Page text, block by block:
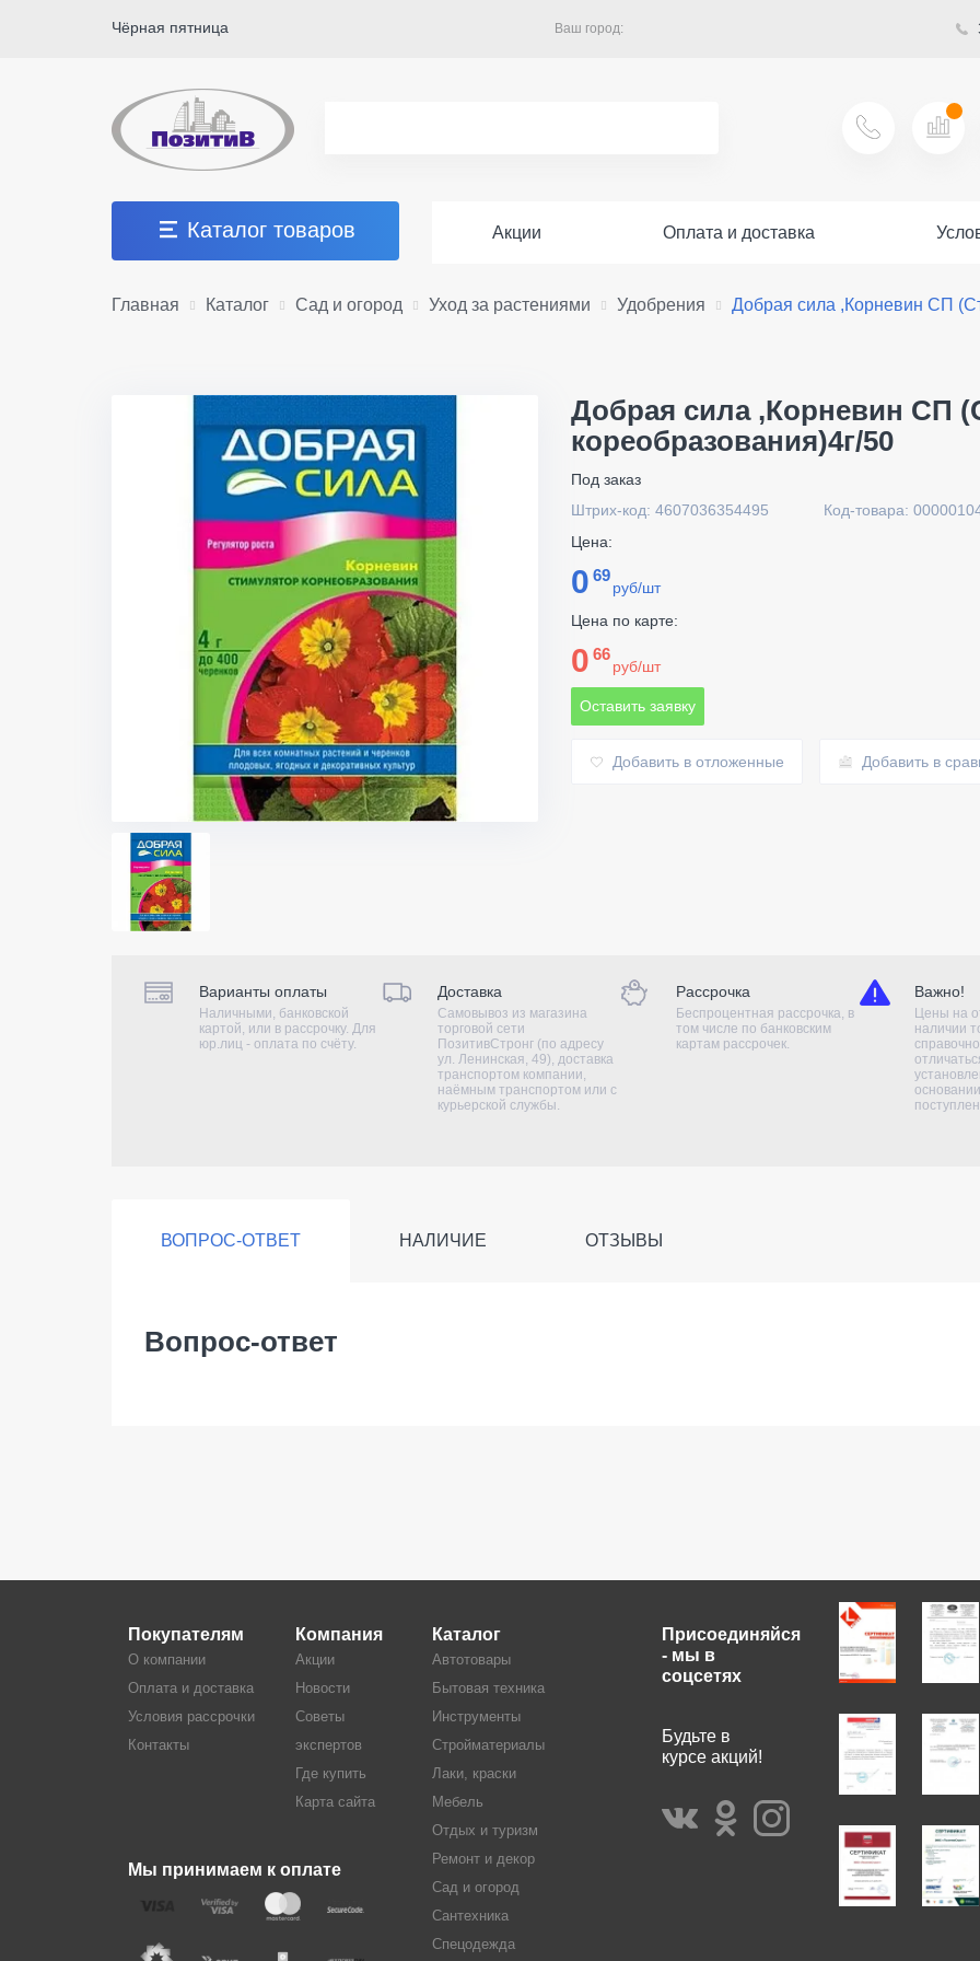
Чёрная пятница Ваш город:
Каталог товаров Акции Оплата и доставка
Главная Каталог Сад и огород Уход за растениями Удобрения Добрая сила ,Корневин СП
Добрая сила ,Корневин СП
кореобразования)4г/50
Под заказ
Штрих-код: 4607036354495
Код-товара:
Цена:
0 69
руб/шт
Цена по карте:
0 66
руб/шт
Оставить заявку
Добавить в отложенные Добавить в
Варианты оплаты
Наличными, банковской
картой, или в рассрочку. Для
юр.лиц - оплата по счёту.
Доставка
Самовывоз из магазина
торговой сети
ПозитивСтронг (по адресу
ул. Ленинская, 49), доставка
транспортом компании,
наёмным транспортом или с
курьерской службы.
Рассрочка
Беспроцентная рассрочка, в
том числе по банковским
картам рассрочек.
Важно!
Цены на
наличии
ВОПРОС-ОТВЕТ НАЛИЧИЕ ОТЗЫВЫ
Вопрос-ответ
Покупателям
О компании
Оплата и доставка
Условия рассрочки
Контакты
Компания
Акции
Новости
Советы
экспертов
Где купить
Карта сайта
Мы принимаем к оплате
Каталог
Автотовары
Бытовая техника
Инструменты
Стройматериалы
Лаки, краски
Мебель
Отдых и туризм
Ремонт и декор
Сад и огород
Сантехника
Спецодежда
Присоединяйся
- мы в
соцсетях
Будьте в
курсе акций!